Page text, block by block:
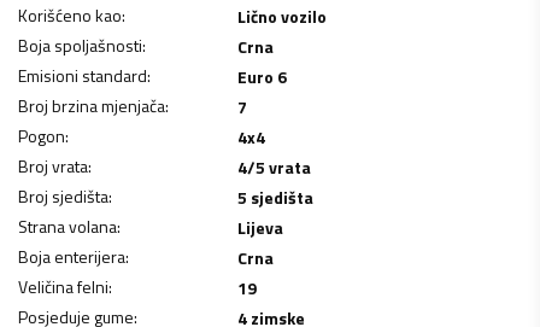
Korišćeno kao:
Lično vozilo
Boja spoljašnosti:
Crna
Emisioni standard:
Euro 6
Broj brzina mjenjača:
7
Pogon:
4x4
Broj vrata:
4/5 vrata
Broj sjedišta:
5 sjedišta
Strana volana:
Lijeva
Boja enterijera:
Crna
Veličina felni:
19
Posjeduje gume:
4 zimske